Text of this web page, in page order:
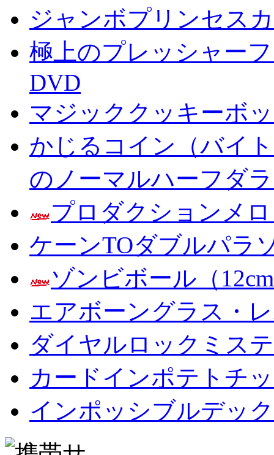
ジャンボプリンセス
極上のプレッシャー
DVD
マジッククッキーボ
かじるコイン（バイ
のノーマルハーフダ
プロダクションメ
ケーンTOダブルパラ
ゾンビボール（
エアボーングラス・
ダイヤルロックミス
カードインポテトチ
インポッシブルデック